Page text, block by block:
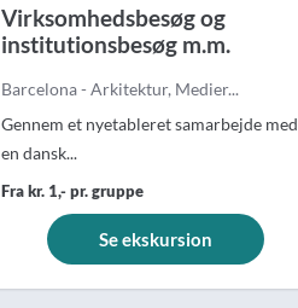
Virksomhedsbesøg og
institutionsbesøg m.m.
Barcelona - Arkitektur, Medier...
Gennem et nyetableret samarbejde med
en dansk...
Fra kr. 1,- pr. gruppe
Se ekskursion